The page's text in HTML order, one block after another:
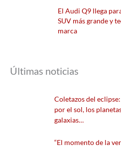
El Audi Q9 llega
SUV más grande y
marca
Últimas noticias
Coletazos del
por el sol, los
galaxias…
“El momento de la